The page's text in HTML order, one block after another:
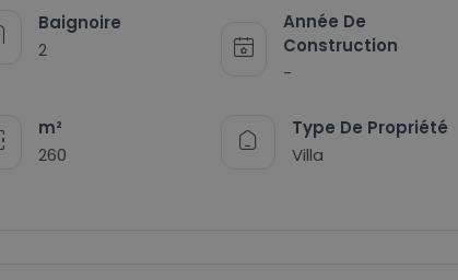
Baignoire
2
Année De
Construction
-
m²
260
Type De Propriété
Villa